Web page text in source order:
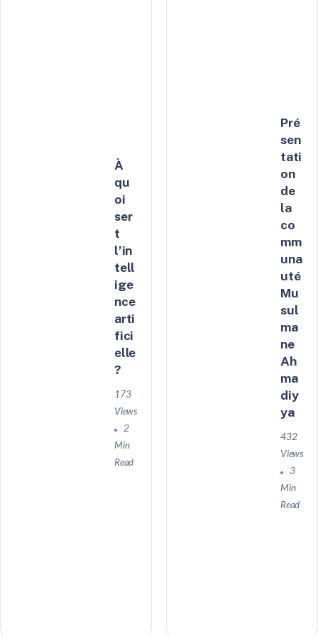
À
qu
oi
ser
t
l’in
tell
ige
nce
arti
fici
elle
?
173
Views
2
Min
Read
Pré
sen
tati
on
de
la
co
mm
una
uté
Mu
sul
ma
ne
Ah
ma
diy
ya
432
Views
3
Min
Read